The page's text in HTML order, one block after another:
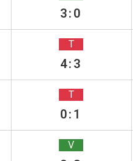
3:0
T
4:3
T
0:1
V